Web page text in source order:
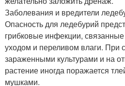
Заболевания и вредители
Опасность для ледебурий
грибковые инфекции,
уходом и переливом влаги. При
зараженными культурами и на
растение иногда поражается
мушками.